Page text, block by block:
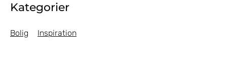
Kategorier
Bolig Inspiration